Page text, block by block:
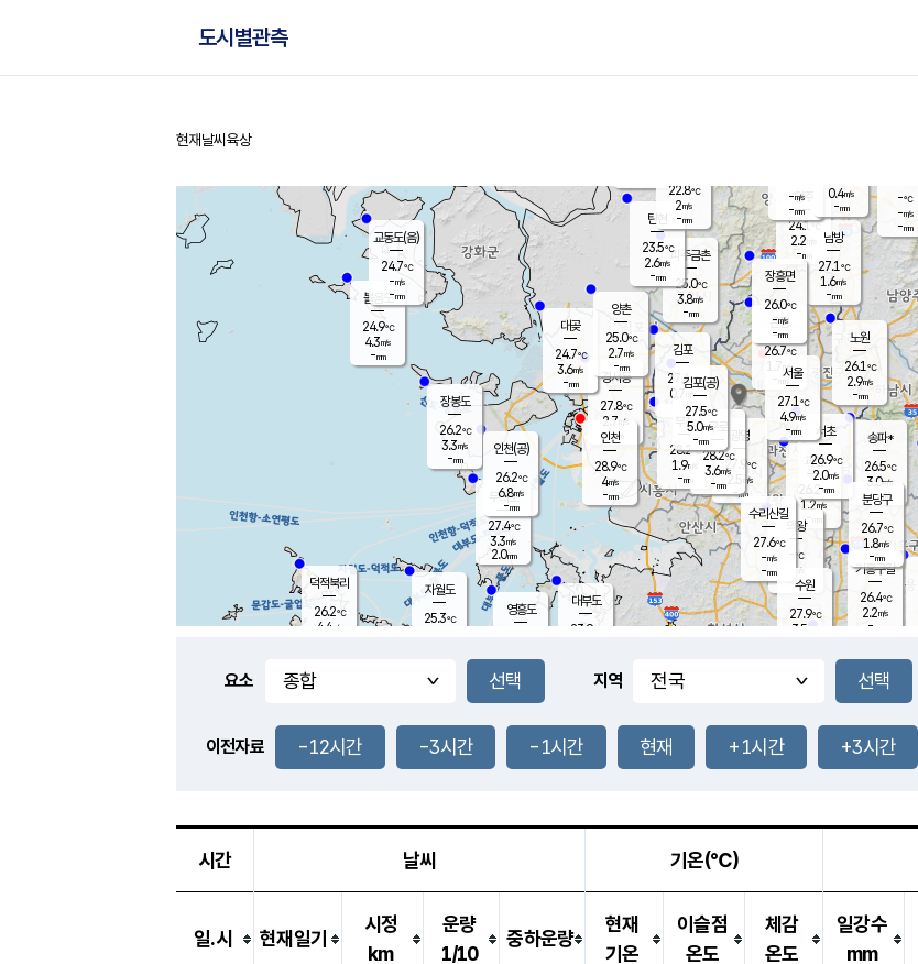
도시별관측
홈
현재날씨 육상
풍도
3.3m/s
0.5
무의도
27.4℃
3.3m/s
2.0mm
영흥도
볼음도
24.9℃
4.3m/s
-mm
자월도
25.3℃
양주
24.1℃
2.2
-mm
과천
26.2℃
1.2m/s
- mm
장봉도
26.2℃
3.3m/s
-mm
-mm
25.7
℃
대부도
23.9
-
경서동
27.8℃
2.7 m/s
-mm
파주금촌
25.0℃
3.8m/s
-mm
-℃
-m/s
-mm
대곶
24.7℃
3.6m/s
-mm
탄현
23.5℃
2.6m/s
-mm
26.0℃
1.2m/s
-mm
의왕
- ℃
m/s
mm
김포
27.4℃
0.7 m/s
mm
광명
27.9 ℃
2.5 m/s
-mm
부천
28.2℃
1.9m/s
-mm
-mm
양촌
25.0℃
2.7m/s
-mm
구로
28.2℃
3.6m/s
-mm
은평
26.7℃
1.7 m/s
- mm
노원
26.1℃
2.9m/s
-mm
송파*
26.5℃
3.0m/s
-mm
서초
26.9℃
2.0m/s
-mm
남방
27.1℃
1.6m/s
-mm
기흥구갈
26.4℃
2.2m/s
-
수리산길
27.6℃
-m/s
-mm
분당구
26.7℃
1.8m/s
-mm
장흥면
26.0℃
-m/s
-mm
-m/s
-mm
덕적북리
26.2℃
4.4 m/s
인천(공)
26.2℃
6.8m/s
-mm
김포(공)
27.5℃
5.0m/s
-mm
교동도(음)
24.7℃
-m/s
-mm
수원
27.9℃
3.5 m/s
인천
28.9℃
4m/s
-mm
서울
27.1℃
4.9m/s
-mm
22.8℃
2m/s
-mm
0.4m/s
-mm
요소 지역
이전자료 -12시간 -3시간 -1시간 현재 +1시간 +3시간
시간 날씨 기온(℃)
일.시 현재일기
시정
km
운량
1/10
중하운량
현재
기온
이슬점
온도
체감
온도
일강수
mm